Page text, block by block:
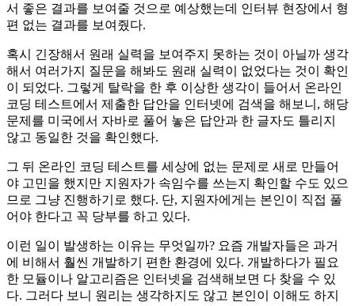
서 좋은 결과를 보여줄 것으로 예상했는데 인터뷰 현장에서 형
편 없는 결과를 보여줬다.
혹시 긴장해서 원래 실력을 보여주지 못하는 것이 아닐까 생각
해서 여러가지 질문을 해봐도 원래 실력이 없었다는 것이 확인
이 되었다. 그렇게 탈락을 한 후 이상한 생각이 들어서 온라인
코딩 테스트에서 제출한 답안을 인터넷에 검색을 해보니, 해당
문제를 미국에서 자바로 풀어 놓은 답안과 한 글자도 틀리지
않고 동일한 것을 확인했다.
그 뒤 온라인 코딩 테스트를 세상에 없는 문제로 새로 만들어
야 고민을 했지만 지원자가 속임수를 쓰는지 확인할 수도 있으
므로 그냥 진행하기로 했다. 단, 지원자에게는 본인이 직접 풀
어야 한다고 꼭 당부를 하고 있다.
이런 일이 발생하는 이유는 무엇일까? 요즘 개발자들은 과거
에 비해서 훨씬 개발하기 편한 환경에 있다. 개발하다가 필요
한 모듈이나 알고리즘은 인터넷을 검색해보면 다 찾을 수 있
다. 그러다 보니 원리는 생각하지도 않고 본인이 이해도 하지